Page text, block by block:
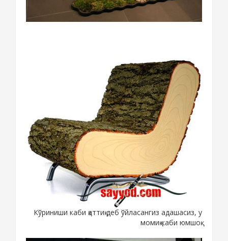
Кўриниши каби қаттиқ деб ўйласангиз адашасиз, у
момиқ каби юмшоқ.